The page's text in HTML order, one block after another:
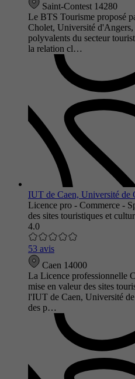
Saint-Contest 14280
Le BTS Tourisme proposé
Cholet, Université
polyvalents du secteur
la relation cl…
IUT de Caen, Université de
Licence pro - Commerce -
des sites touristiques et
4.0
53 avis
Caen 14000
La Licence professionnelle
mise en valeur des sites
l'IUT de Caen, Université
des p…